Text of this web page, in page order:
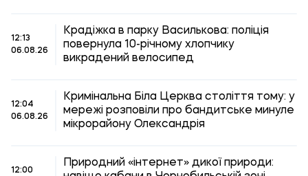
12:13
06.08.26
Крадіжка в парку Василькова: поліція
повернула 10-річному хлопчику
викрадений велосипед
12:04
06.08.26
Кримінальна Біла Церква століття тому: у
мережі розповіли про бандитське минуле
мікрорайону Олександрія
12:00
Природний «інтернет» дикої природи: